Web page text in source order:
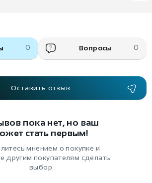
0 Вопросы 0
Оставить отзыв
пока нет, но ваш
стать первым!
мнением о покупке и
другим покупателям сделать
выбор